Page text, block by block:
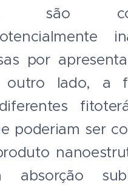
são
por
outro lado, a
poderiam ser
absorção